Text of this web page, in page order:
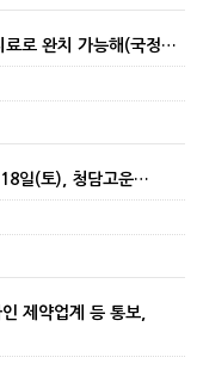
료로 완치 가능해(국정…
일(토), 청담고운…
제약업계 등 통보,